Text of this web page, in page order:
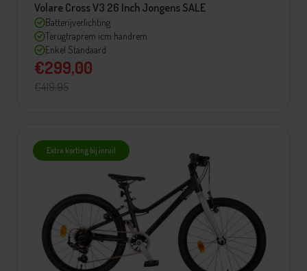
Volare Cross V3 26 Inch Jongens SALE
Batterijverlichting
Terugtraprem icm handrem
Enkel Standaard
€299,00
€419,95
Extra korting bij inruil